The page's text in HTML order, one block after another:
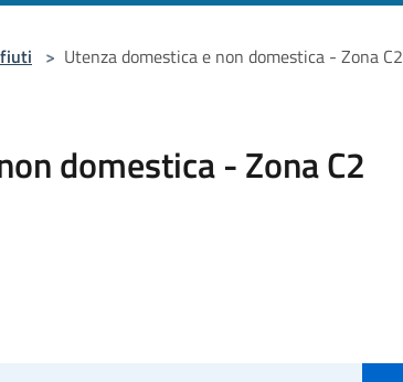
> Utenza domestica e non domestica - Zona C2
domestica - Zona C2